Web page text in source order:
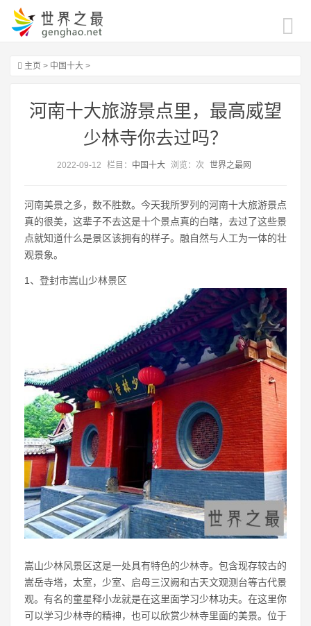
主页 > 中国十大 >
河南十大旅游景点里，最高威望
少林寺你去过吗？
2022-09-12 栏目： 中国十大 浏览： 次 世界之最网
河南美景之多，数不胜数。今天我所罗列的河南十大旅游景点
真的很美，这辈子不去这是十个景点真的白瞎，去过了这些景
点就知道什么是景区该拥有的样子。融自然与人工为一体的壮
观景象。
1、登封市嵩山少林景区
嵩山少林风景区这是一处具有特色的少林寺。包含现存较古的
嵩岳寺塔，太室，少室、启母三汉阙和古天文观测台等古代景
观。有名的童星释小龙就是在这里面学习少林功夫。在这里你
可以学习少林寺的精神，也可以欣赏少林寺里面的美景。位于